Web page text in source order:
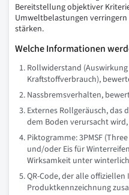
Bereitstellung objektiver
Umweltbelastungen
stärken.
Welche Informationen
Rollwiderstand (Auswirkung
Kraftstoffverbrauch),
Nassbremsverhalten,
Externes Rollgeräusch, das
dem Boden verursacht
Piktogramme: 3PMSF
und/oder Eis für
Wirksamkeit unter
QR-Code, der alle
Produktkennzeichnung